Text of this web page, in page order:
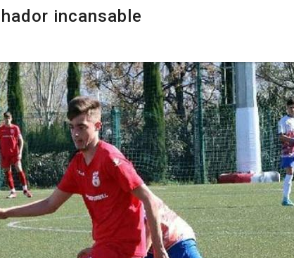
incansable